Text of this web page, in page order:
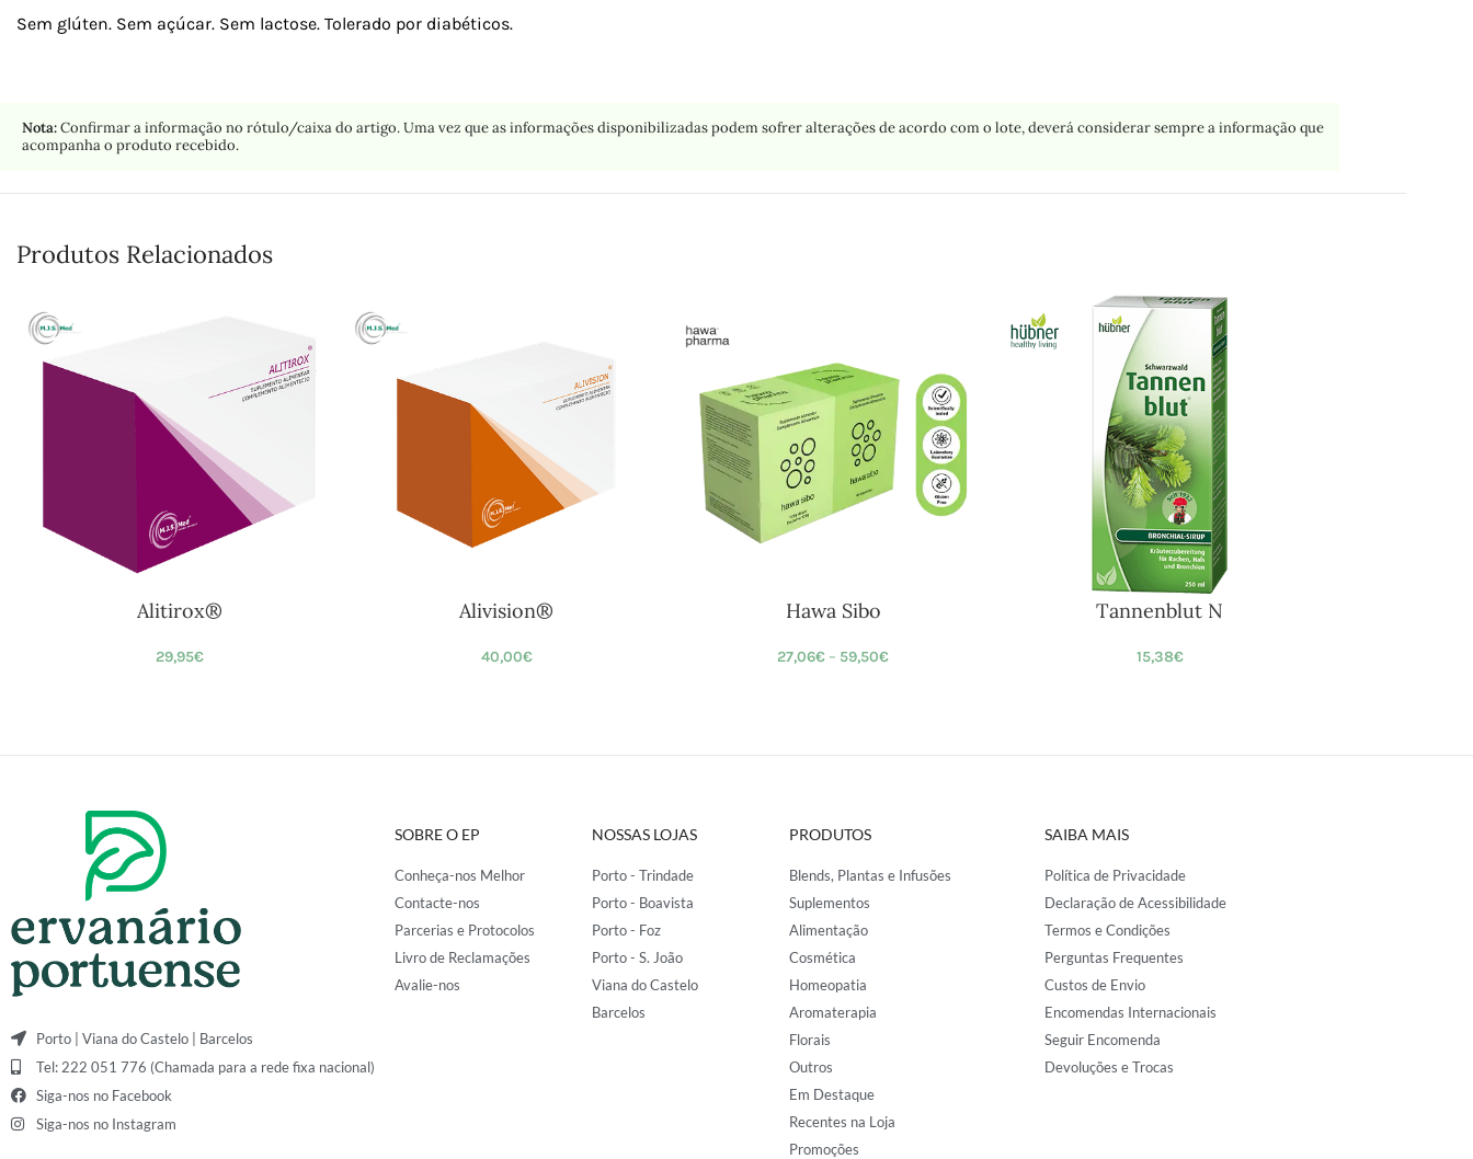
Sem glúten. Sem açúcar. Sem lactose. Tolerado por diabéticos.
Nota:Confirmar a informação no rótulo/caixa do artigo. Uma vez que as informações disponibilizadas podem sofrer alterações de acordo com o lote, deverá considerar sempre a informação que
acompanha o produto recebido.
Produtos Relacionados
Alitirox®
29,95€
Alivision®
40,00€
Hawa Sibo
27,06€ – 59,50€
Tannenblut N
15,38€
Porto | Viana do Castelo | Barcelos
Tel: 222 051 776 (Chamada para a rede fixa nacional)
Siga-nos no Facebook
Siga-nos no Instagram
SOBRE O EP
Conheça-nos Melhor
Contacte-nos
Parcerias e Protocolos
Livro de Reclamações
Avalie-nos
NOSSAS LOJAS
Porto - Trindade
Porto - Boavista
Porto - Foz
Porto - S. João
Viana do Castelo
Barcelos
PRODUTOS
Blends, Plantas e Infusões
Suplementos
Alimentação
Cosmética
Homeopatia
Aromaterapia
Florais
Outros
Em Destaque
Recentes na Loja
Promoções
SAIBA MAIS
Política de Privacidade
Declaração de Acessibilidade
Termos e Condições
Perguntas Frequentes
Custos de Envio
Encomendas Internacionais
Seguir Encomenda
Devoluções e Trocas